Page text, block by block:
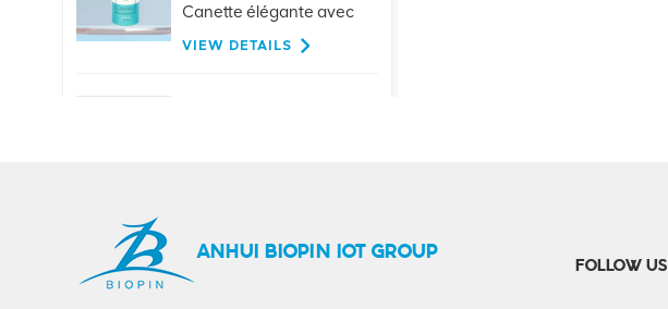
Canette élégante avec
couvercles
VIEW DETAILS
Offre spéciale 401
#99mm en aluminium,
ANHUI BIOPIN IOT GROUP
FOLLOW US